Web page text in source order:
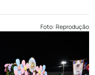
Foto: Reprodução